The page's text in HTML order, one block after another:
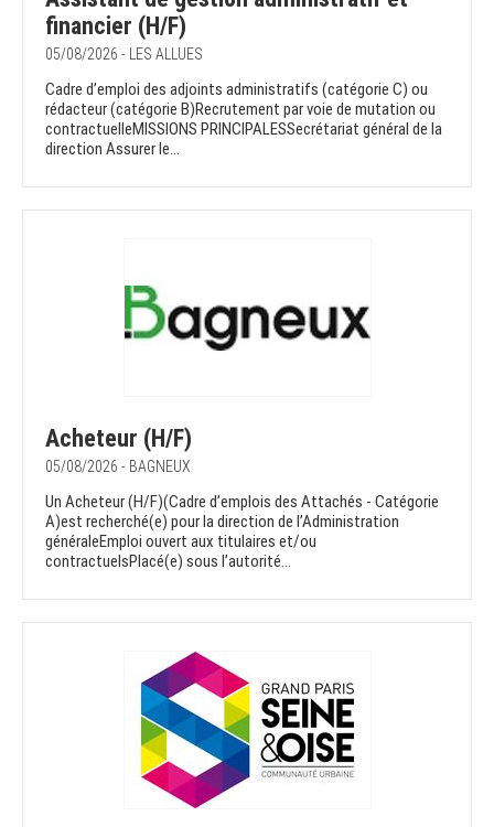
financier (H/F)
05/08/2026 - LES ALLUES
Cadre d’emploi des adjoints administratifs (catégorie C) ou
rédacteur (catégorie B)Recrutement par voie de mutation ou
contractuelleMISSIONS PRINCIPALESSecrétariat général de la
direction Assurer le...
Acheteur (H/F)
05/08/2026 - BAGNEUX
Un Acheteur (H/F)(Cadre d’emplois des Attachés - Catégorie
A)est recherché(e) pour la direction de l’Administration
généraleEmploi ouvert aux titulaires et/ou
contractuelsPlacé(e) sous l’autorité...